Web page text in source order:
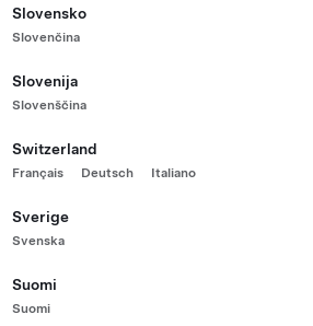
Slovensko
Slovenčina
Slovenija
Slovenščina
Switzerland
Français Deutsch Italiano
Sverige
Svenska
Suomi
Suomi